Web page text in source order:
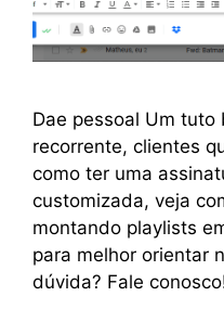
Dae pessoal Um tuto
recorrente, clientes
como ter uma
customizada, veja
montando playlists
para melhor orientar
dúvida? Fale